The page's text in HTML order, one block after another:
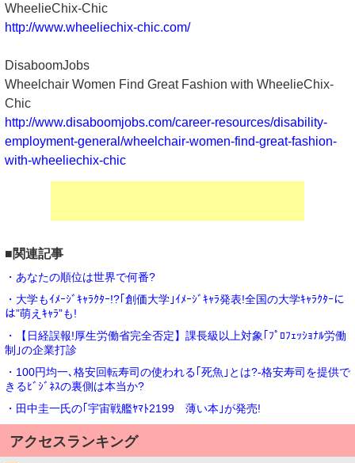
WheelieChix-Chic
http://www.wheeliechix-chic.com/
DisaboomJobs
Wheelchair Women Find Great Fashion with WheelieChix-
Chic
http://www.disaboomjobs.com/career-resources/disability-
employment-general/wheelchair-women-find-great-fashion-
with-wheeliechix-chic
■関連記事
・あなたの順位は世界で何番?
・大学もｲﾒｰｼﾞｷｬﾗｸﾀｰ!?｢創価大学｣ｲﾒｰｼﾞｷｬﾗ発表!全国の大学ｷｬﾗｸﾀｰに
は”萌えｷｬﾗ”も!
・【日経誤報!厚生労働省完全否定】課長級以上対象｢ﾌﾟﾛﾌｪｯｼｮﾅﾙ労働
制｣の企業打診
・100円均一､格安回転寿司の使われる｢死魚｣とは?-格安寿司を提供で
きるﾋﾞｼﾞﾈｽの裏側は本当か?
・田中圭一氏の｢宇宙戦艦ﾔﾏﾄ2199 薄い本｣が発売!
アクセスランキング